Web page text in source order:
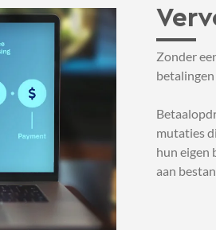
Zonder
mutaties
hun eigen
aan